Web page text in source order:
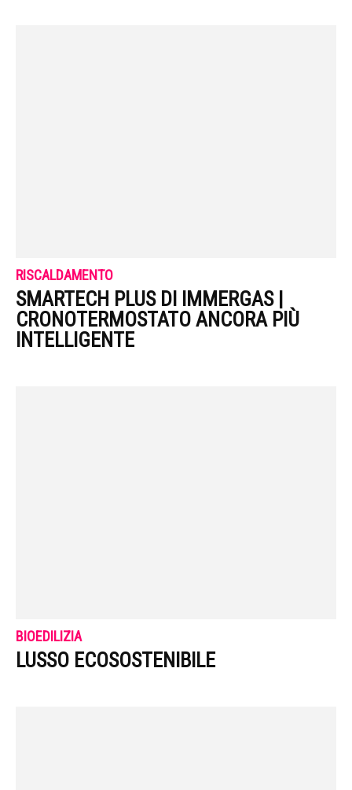
RISCALDAMENTO
SMARTECH PLUS DI IMMERGAS |
CRONOTERMOSTATO ANCORA PIÙ
INTELLIGENTE
BIOEDILIZIA
LUSSO ECOSOSTENIBILE